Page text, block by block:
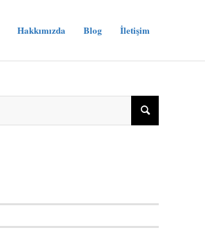
Hakkımızda Blog İletişim